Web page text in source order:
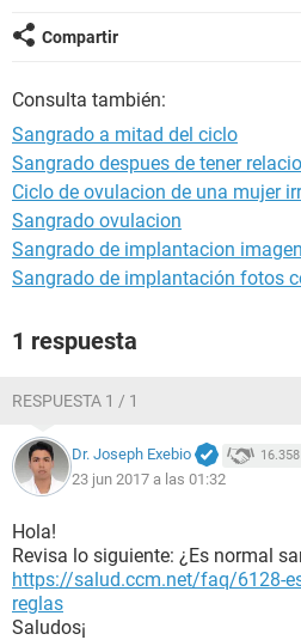
Compartir
Consulta también:
Sangrado a mitad del ciclo
Sangrado despues de tener
Ciclo de ovulacion de una mujer
Sangrado ovulacion
Sangrado de implantacion
Sangrado de implantación fotos
1 respuesta
RESPUESTA 1 / 1
Dr. Joseph Exebio 16.358
23 jun 2017 a las 01:32
Hola!
Revisa lo siguiente: ¿Es normal
https://salud.ccm.net/faq/6128-
reglas
Saludos¡